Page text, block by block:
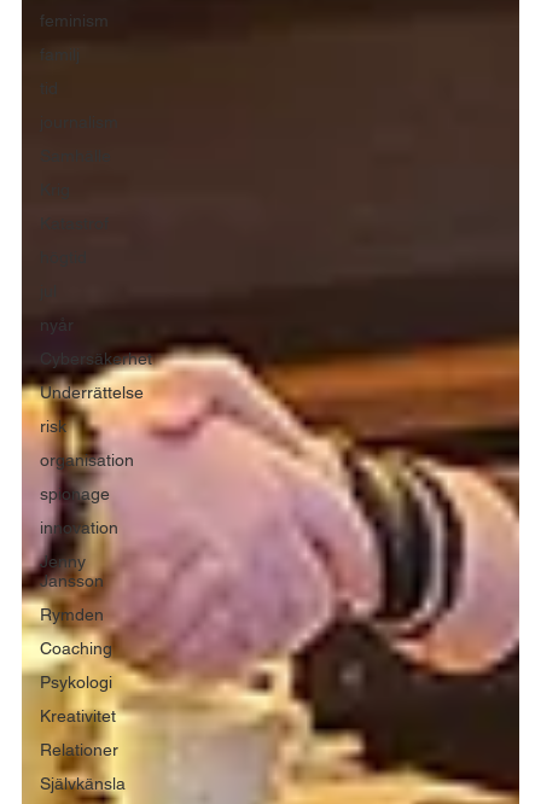
feminism
familj
tid
nyår
Cybersäkerhet
Underrättelse
risk
organisation
spionage
innovation
Jenny
Jansson
Rymden
Coaching
Psykologi
Kreativitet
Relationer
Självkänsla